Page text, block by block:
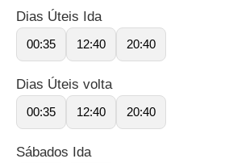
Dias Úteis Ida
00:35 12:40 20:40
Dias Úteis volta
00:35 12:40 20:40
Sábados Ida